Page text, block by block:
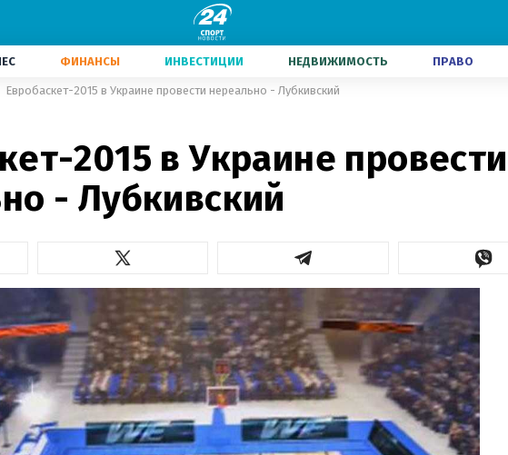
ФИНАНСЫ ИНВЕСТИЦИИ НЕДВИЖИМОСТЬ ПРАВО
Евробаскет-2015 в Украине провести нереально - Лубкивский
2015 в Украине провести
- Лубкивский